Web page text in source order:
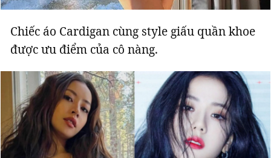
Chiếc áo Cardigan cùng style giấu quần khoe
được ưu điểm của cô nàng.